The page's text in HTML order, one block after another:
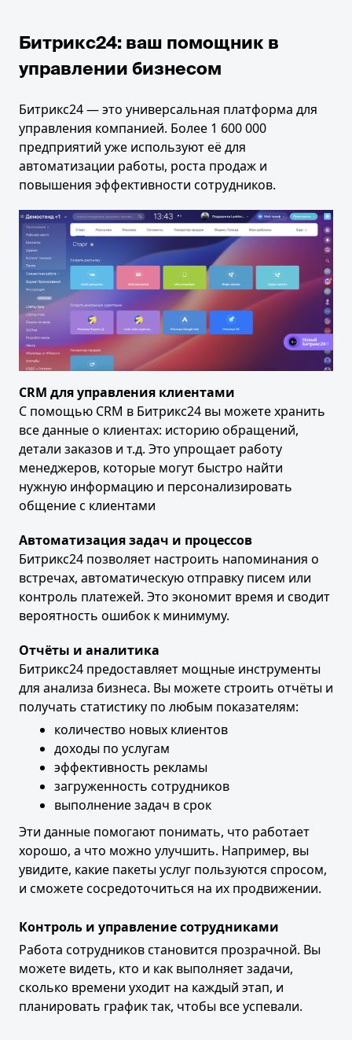
Битрикс24: ваш помощник в
управлении бизнесом
Битрикс24 — это универсальная платформа для
управления компанией. Более 1 600 000
предприятий уже используют её для
автоматизации работы, роста продаж и
повышения эффективности сотрудников.
CRM для управления клиентами
С помощью CRM в Битрикс24 вы можете хранить
все данные о клиентах: историю обращений,
детали заказов и т.д. Это упрощает работу
менеджеров, которые могут быстро найти
нужную информацию и персонализировать
общение с клиентами
Автоматизация задач и процессов
Битрикс24 позволяет настроить напоминания о
встречах, автоматическую отправку писем или
контроль платежей. Это экономит время и сводит
вероятность ошибок к минимуму.
Отчёты и аналитика
Битрикс24 предоставляет мощные инструменты
для анализа бизнеса. Вы можете строить отчёты и
получать статистику по любым показателям:
количество новых клиентов
доходы по услугам
эффективность рекламы
загруженность сотрудников
выполнение задач в срок
Эти данные помогают понимать, что работает
хорошо, а что можно улучшить. Например, вы
увидите, какие пакеты услуг пользуются спросом,
и сможете сосредоточиться на их продвижении.
Контроль и управление сотрудниками
Работа сотрудников становится прозрачной. Вы
можете видеть, кто и как выполняет задачи,
сколько времени уходит на каждый этап, и
планировать график так, чтобы все успевали.